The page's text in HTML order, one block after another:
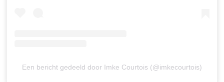
Een bericht gedeeld door Imke Courtois (@imkecourtois)